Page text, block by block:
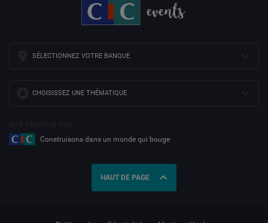
SÉLECTIONNEZ VOTRE BANQUE
CHOISISSEZ UNE THÉMATIQUE
Construisons dans un monde qui bouge
HAUT DE PAGE expand_less